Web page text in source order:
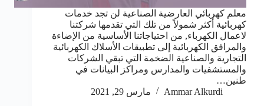
معلم كهربائي العارضية الصناعية لن تجد خدمات
كهربائية أكثر شمولاً من تلك التي تقدمها شركتنا
لاعمال الكهرباء, من احتياجاتنا الأساسية من الإضاءة
والمرافق الكهربائية إلى تطبيقات الأسلاك الكهربائية
التجارية والصناعية الضخمة التي تبقي الشركات
والمستشفيات والمدارس ومراكز البيانات في
طنين…
Ammar Alkurdi
مارس 29, 2021